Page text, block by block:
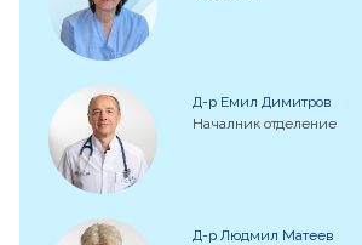
Д-р Емил Димитров
Началник отделение
Д-р Людмил Матеев